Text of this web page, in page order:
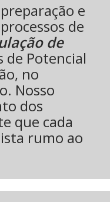
e
de
de
de Potencial
no
Nosso
dos
que cada
rumo ao